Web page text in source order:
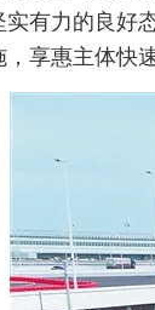
有力的良好
享惠主体快